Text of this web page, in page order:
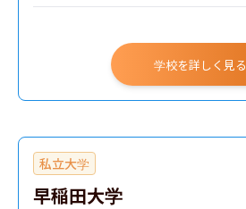
学校を詳しく見る
私立大学
早稲田大学